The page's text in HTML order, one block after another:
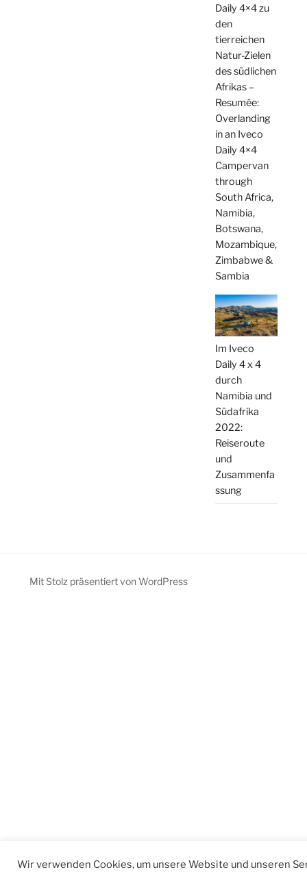
Daily 4×4 zu
den
tierreichen
Natur-Zielen
des südlichen
Afrikas –
Resumée:
Overlanding
in an Iveco
Daily 4×4
Campervan
through
South Africa,
Namibia,
Botswana,
Mozambique,
Zimbabwe &
Sambia
Im Iveco
Daily 4 x 4
durch
Namibia und
Südafrika
2022:
Reiseroute
und
Zusammenfa
ssung
Mit Stolz präsentiert von WordPress
Wir verwenden Cookies, um unsere Website und unseren